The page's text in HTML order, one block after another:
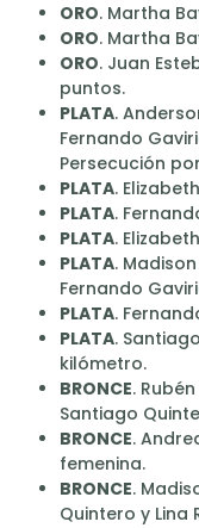
ORO. Martha
ORO. Martha
ORO. Juan
puntos.
PLATA.
Fernando
Persecución
PLATA.
PLATA.
PLATA.
PLATA.
Fernando
PLATA.
PLATA.
kilómetro.
BRONCE.
Santiago
BRONCE.
femenina.
BRONCE.
Quintero y Lina